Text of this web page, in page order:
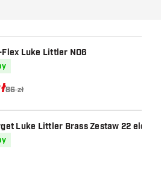
Luke Littler NO6
86 zł
Luke Littler Brass Zestaw 22